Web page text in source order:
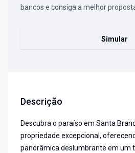
bancos e consiga a melhor
Simular
Descrição
Descubra o paraíso em Santa
propriedade excepcional,
panorâmica deslumbrante em um